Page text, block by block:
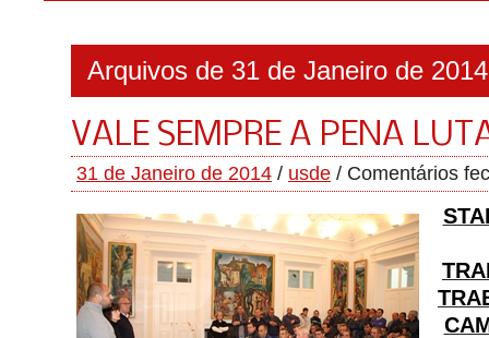
Arquivos de 31 de Janeiro de 2014
VALE SEMPRE A PENA
31 de Janeiro de 2014 / usde / Comentários